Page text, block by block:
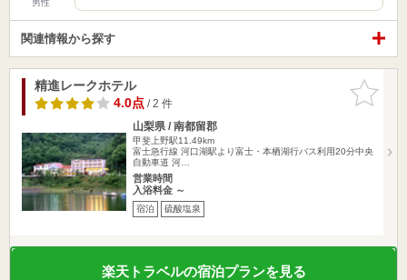
男性
関連情報から探す
お気に入
りに追加
精進レークホテル
4.0点/ 2 件
山梨県 / 南都留郡
甲斐上野駅11.49km
富士急行線 河口湖駅より富士・本栖湖行バス利用20分中央
自動車道 河…
営業時間
入浴料金 ～
宿泊 硫酸塩泉
楽天トラベルの宿泊プランを見る